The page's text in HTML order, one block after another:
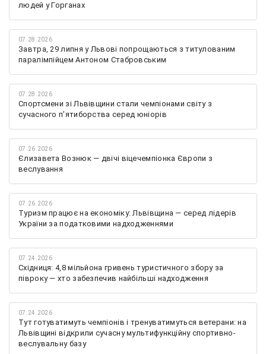
людей у Горганах
07.28.2026
Завтра, 29 липня у Львові попрощаються з титулованим
паралімпійцем Антоном Стабровським
07.28.2026
Спортсмени зі Львівщини стали чемпіонами світу з
сучасного п'ятиборства серед юніорів
07.26.2026
Єлизавета Вознюк — двічі віцечемпіонка Європи з
веслування
07.26.2026
Туризм працює на економіку: Львівщина — серед лідерів
України за податковими надходженнями
07.24.2026
Східниця: 4,8 мільйона гривень туристичного збору за
півроку — хто забезпечив найбільші надходження
07.24.2026
Тут готуватимуть чемпіонів і тренуватимуться ветерани: на
Львівщині відкрили сучасну мультифункційну спортивно-
веслувальну базу